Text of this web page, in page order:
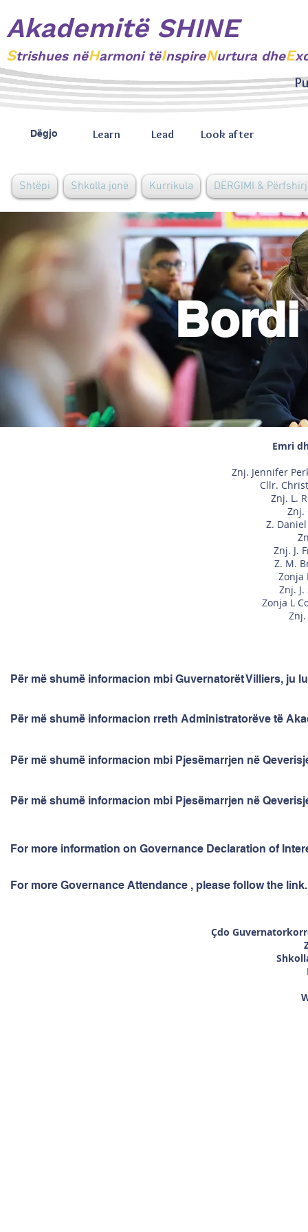
Akademitë SHINE
Strishues nëHarmoni tëInspireNurtura dheE
Dëgjo Learn Lead Look after
Shtëpi Shkolla jonë Kurrikula DËRGIMI &
Emri
Znj. Jennifer
Cllr.
Znj. L.
Znj.
Z.
Znj. J.
Z. M.
Zonja
Znj.
Zonja L
Znj.
Për më shumë informacion mbi Guvernatorët Villiers, ju
Për më shumë informacion rreth Administratorëve të
Për më shumë informacion mbi Pjesëmarrjen në
Për më shumë informacion mbi Pjesëmarrjen në
For more information on Governance Declaration of
For more Governance Attendance , please follow the link.
Çdo Guvernator